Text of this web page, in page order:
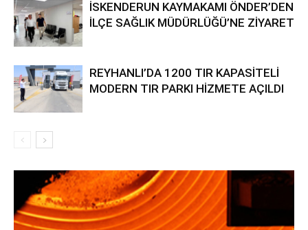
İSKENDERUN KAYMAKAMI ÖNDER’DEN
İLÇE SAĞLIK MÜDÜRLÜĞÜ’NE ZİYARET
REYHANLI’DA 1200 TIR KAPASİTELİ
MODERN TIR PARKI HİZMETE AÇILDI